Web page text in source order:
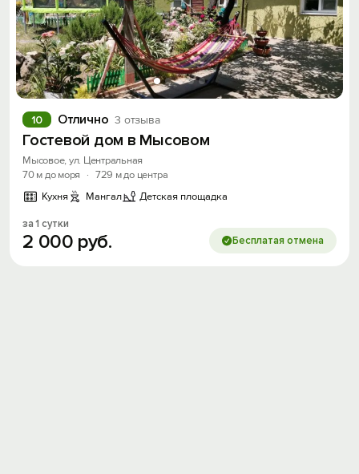
Отлично 3 отзыва
10
Гостевой дом в Мысовом
Мысовое, ул. Центральная
70 м до моря
· 729 м до центра
Кухня
Мангал Детская площадка
за 1 сутки
2 000 руб. Бесплатая отмена